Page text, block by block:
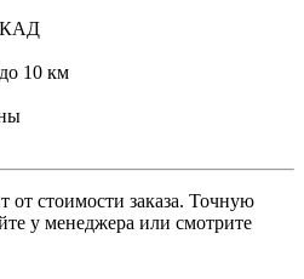
10 км
от стоимости заказа. Точную
у менеджера или смотрите